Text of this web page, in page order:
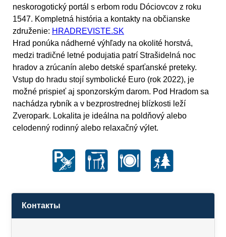
neskorogotický portál s erbom rodu Dóciovcov z roku
1547. Kompletná história a kontakty na občianske
združenie: HRADREVISTE.SK
Hrad ponúka nádherné výhľady na okolité horstvá,
medzi tradičné letné podujatia patrí Strašidelná noc
hradov a zrúcanín alebo detské sparťanské preteky.
Vstup do hradu stojí symbolické Euro (rok 2022), je
možné prispieť aj sponzorským darom. Pod Hradom sa
nachádza rybník a v bezprostrednej blízkosti leží
Zveropark. Lokalita je ideálna na poldňový alebo
celodenný rodinný alebo relaxačný výlet.
Контакты